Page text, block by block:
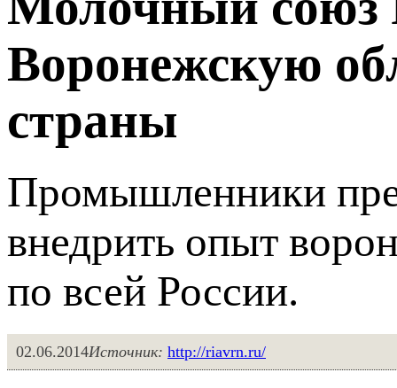
Воронежскую
страны
Промышленники
внедрить опыт
по всей России.
02.06.2014Источник: http://riavrn.ru/